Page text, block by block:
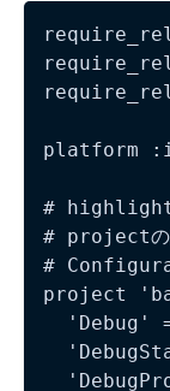
platform
#
# projectの
#
project
'Debug'